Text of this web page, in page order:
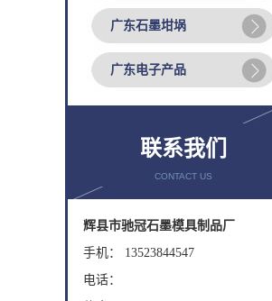
广东石墨坩埚
广东电子产品
联系我们
CONTACT US
辉县市驰冠石墨模具制品厂
手机： 13523844547
电话：